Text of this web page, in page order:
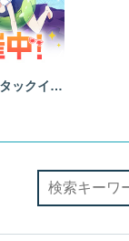
ラストスタンディングタイムアタックイベント